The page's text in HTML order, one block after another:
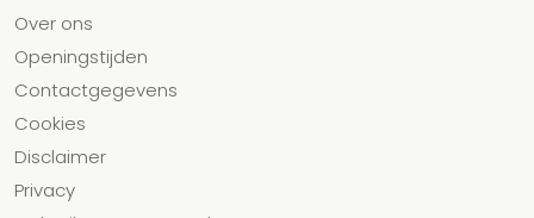
Over ons
Openingstijden
Contactgegevens
Cookies
Disclaimer
Privacy